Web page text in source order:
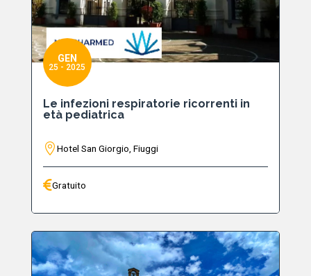
GEN
25 - 2025
Le infezioni respiratorie ricorrenti in
età pediatrica
Hotel San Giorgio, Fiuggi
Gratuito